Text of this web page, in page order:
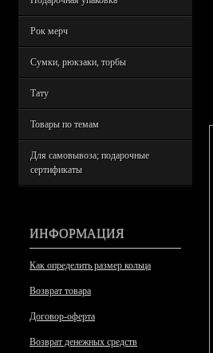
Рок мерч
Сумки, рюкзаки, торбы
Тату
Товары по темам
Для самовывоза; подарочные
сертификаты
ИНФОРМАЦИЯ
Как определить размер кольца
Возврат товара
Договор-оферта
Возврат денежных средств